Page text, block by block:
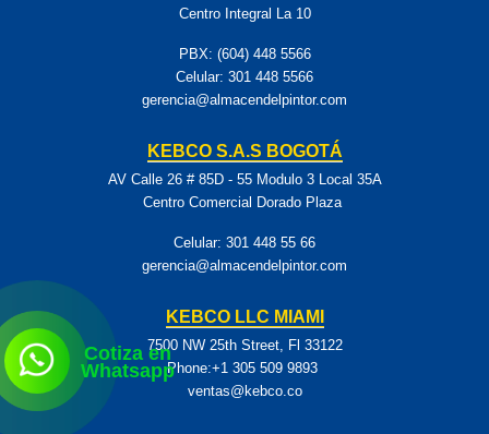
Cotiza en
Whatsapp
Centro Integral La 10
PBX: (604) 448 5566
Celular: 301 448 5566
gerencia@almacendelpintor.com
KEBCO S.A.S BOGOTÁ
AV Calle 26 # 85D - 55 Modulo 3 Local 35A
Centro Comercial Dorado Plaza
Celular: 301 448 55 66
gerencia@almacendelpintor.com
KEBCO LLC MIAMI
7500 NW 25th Street, Fl 33122
Phone:+1 305 509 9893
ventas@kebco.co